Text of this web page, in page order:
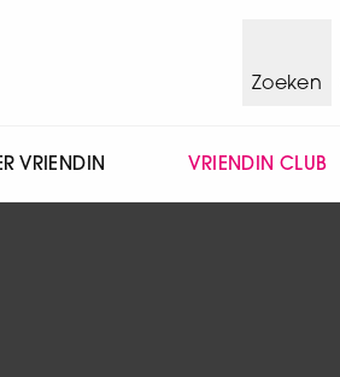
Zoeken
VRIENDIN VRIENDIN CLUB